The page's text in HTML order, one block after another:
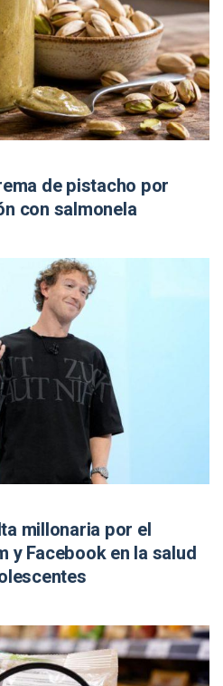
de pistacho por
con salmonela
millonaria por el
y Facebook en la salud